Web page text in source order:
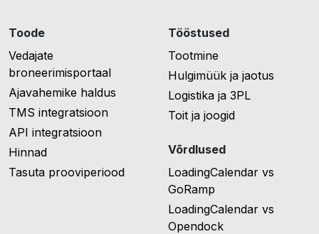
Toode
Vedajate
broneerimisportaal
Ajavahemike haldus
TMS integratsioon
API integratsioon
Hinnad
Tasuta prooviperiood
Tööstused
Tootmine
Hulgimüük ja jaotus
Logistika ja 3PL
Toit ja joogid
Võrdlused
LoadingCalendar vs
GoRamp
LoadingCalendar vs
Opendock